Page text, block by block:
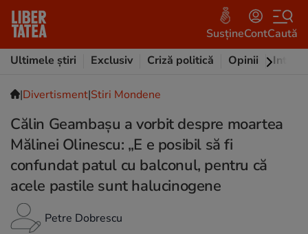
SusțineContCaută
Ultimele știri
Exclusiv Criză politică Opinii
|Divertisment|Stiri Mondene
Călin Geambașu a vorbit despre moartea
Mălinei Olinescu: „E e posibil să fi
confundat patul cu balconul, pentru că
acele pastile sunt halucinogene
Petre Dobrescu